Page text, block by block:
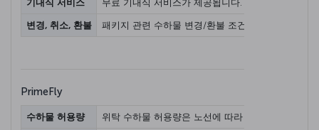
기내식 서비스 무료 기내식 서비스가 제공됩니다.
변경, 취소, 환불 패키지 관련 수하물 변경/환불 조건은 항공권 노선
PrimeFly
수하물 허용량 위탁 수하물 허용량은 노선에 따라 다를 수 있습니